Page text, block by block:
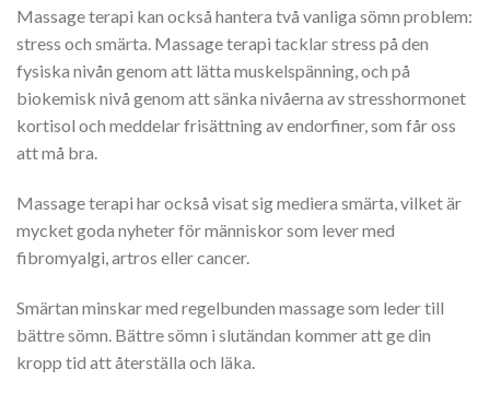
Massage terapi kan också hantera två vanliga sömn problem:
stress och smärta. Massage terapi tacklar stress på den
fysiska nivån genom att lätta muskelspänning, och på
biokemisk nivå genom att sänka nivåerna av stresshormonet
kortisol och meddelar frisättning av endorfiner, som får oss
att må bra.
Massage terapi har också visat sig mediera smärta, vilket är
mycket goda nyheter för människor som lever med
fibromyalgi, artros eller cancer.
Smärtan minskar med regelbunden massage som leder till
bättre sömn. Bättre sömn i slutändan kommer att ge din
kropp tid att återställa och läka.